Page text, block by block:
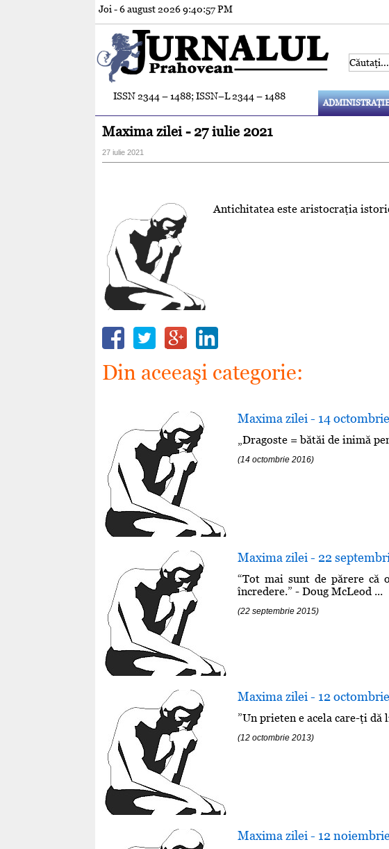
Joi - 6 august 20269:40:58 PM
ISSN 2344 – 1488; ISSN–L 2344 – 1488
Maxima zilei - 27 iulie 2021
27 iulie 2021
Antichitatea este aristocraţia
Din aceeaşi categorie:
Maxima zilei - 14
„Dragoste = bătăi de inimă
(14 octombrie 2016)
Maxima zilei - 22
“Tot mai sunt de părere că
încredere.” - Doug McLeod ...
(22 septembrie 2015)
Maxima zilei - 12
”Un prieten e acela care-ţi
(12 octombrie 2013)
Maxima zilei - 12